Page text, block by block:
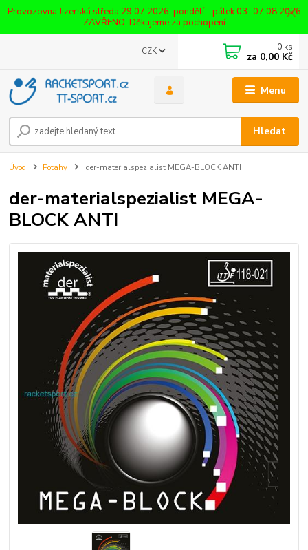
Provozovna Jizerská středa 29.07.2026, pondělí - pátek 03.-07.08.2026
ZAVŘENO. Děkujeme za pochopení
Menu
CZK
Hledat
0 ks
za 0,00 Kč
Úvod Potahy der-materialspezialist MEGA-BLOCK ANTI
der-materialspezialist MEGA-
BLOCK ANTI